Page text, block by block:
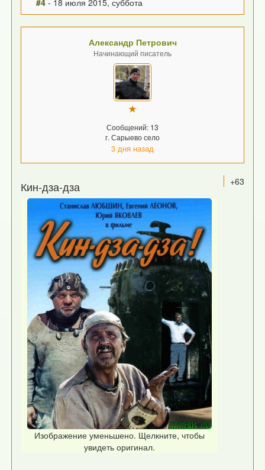
#4 - 18 июля 2015, суббота
Александр Петрович
Начинающий писатель
Сообщений: 13
г. Сарыево село
3 дня назад
+63
Кин-дза-дза
Изображение уменьшено. Щелкните, чтобы
увидеть оригинал.